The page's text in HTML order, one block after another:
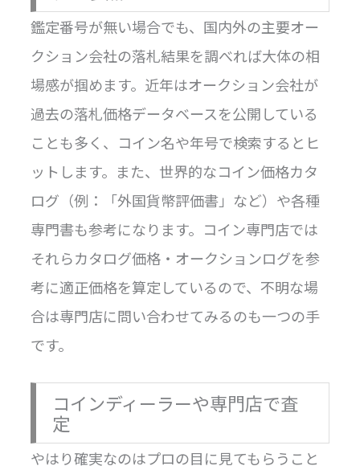
鑑定番号が無い場合でも、国内外の主要オー
クション会社の落札結果を調べれば大体の相
場感が掴めます。近年はオークション会社が
過去の落札価格データベースを公開している
ことも多く、コイン名や年号で検索するとヒ
ットします。また、世界的なコイン価格カタ
ログ（例：「外国貨幣評価書」など）や各種
専門書も参考になります。コイン専門店では
それらカタログ価格・オークションログを参
考に適正価格を算定しているので、不明な場
合は専門店に問い合わせてみるのも一つの手
です。
コインディーラーや専門店で査
定
やはり確実なのはプロの目に見てもらうこと